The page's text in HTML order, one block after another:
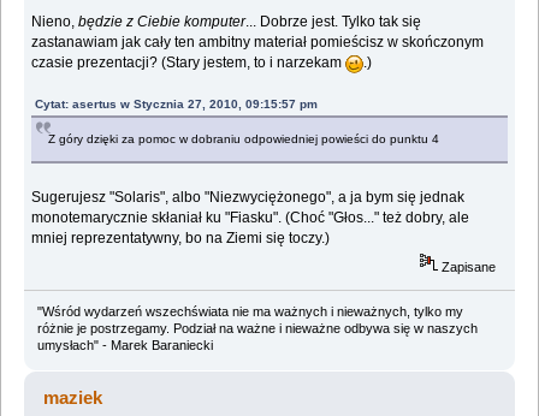
Nieno,będzie z Ciebie komputer... Dobrze jest. Tylko tak się
zastanawiam jak cały ten ambitny materiał pomieścisz w skończonym
czasie prezentacji? (Stary jestem, to i narzekam
.)
Cytat: asertus w Stycznia 27, 2010, 09:15:57 pm
Z góry dzięki za pomoc w dobraniu odpowiedniej powieści do punktu 4
Sugerujesz "Solaris", albo "Niezwyciężonego", a ja bym się jednak
monotemarycznie skłaniał ku "Fiasku". (Choć "Głos..." też dobry, ale
mniej reprezentatywny, bo na Ziemi się toczy.)
Zapisane
"Wśród wydarzeń wszechświata nie ma ważnych i nieważnych, tylko my
różnie je postrzegamy. Podział na ważne i nieważne odbywa się w naszych
umysłach" - Marek Baraniecki
maziek